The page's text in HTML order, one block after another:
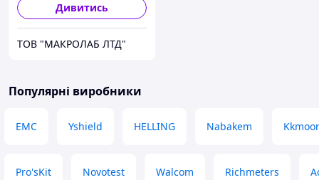
Дивитись
ТОВ "МАКРОЛАБ ЛТД"
Популярні виробники
EMC Yshield HELLING Nabakem
Pro'sKit Novotest Walcom Richmeters